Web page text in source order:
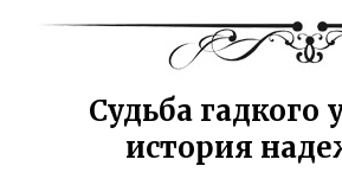
Судьба гадкого
история